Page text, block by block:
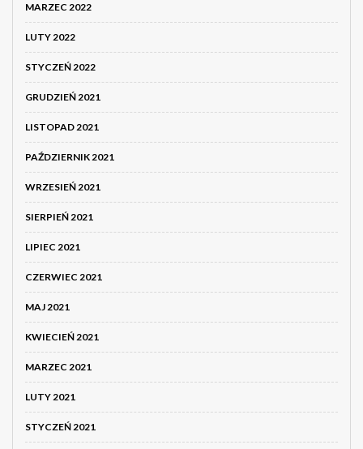
MARZEC 2022
LUTY 2022
STYCZEŃ 2022
GRUDZIEŃ 2021
LISTOPAD 2021
PAŹDZIERNIK 2021
WRZESIEŃ 2021
SIERPIEŃ 2021
LIPIEC 2021
CZERWIEC 2021
MAJ 2021
KWIECIEŃ 2021
MARZEC 2021
LUTY 2021
STYCZEŃ 2021